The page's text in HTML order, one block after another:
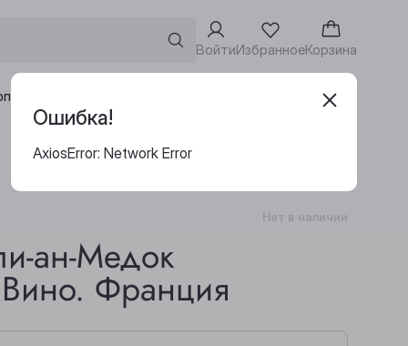
ВойтиИзбранноеКорзина
клиентам Адреса винотек
Нет в наличии
ан-Медок
Франция
Ошибка!
AxiosError: Network Error